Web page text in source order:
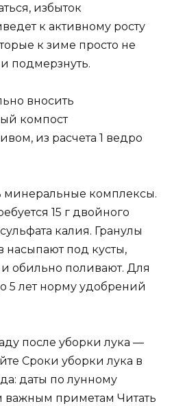
избыток
к активному росту
к зиме просто не
подмерзнуть.
вносить
компост
из расчета 1 ведро
минеральные комплексы.
15 г двойного
калия. Гранулы
насыпают под кусты,
обильно поливают. Для
5 лет норму удобрений
после уборки лука —
Сроки уборки лука в
даты по лунному
приметам Читать